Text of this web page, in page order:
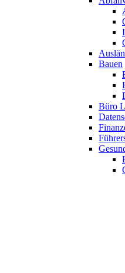
Bauen
Büro